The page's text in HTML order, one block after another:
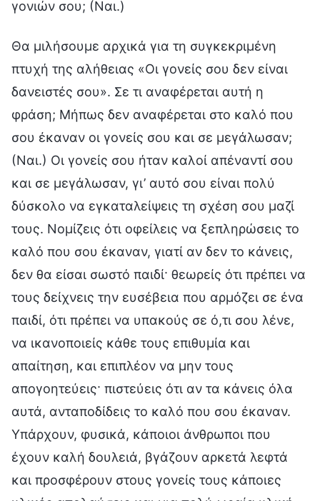
γονιών σου; (Ναι.)
Θα μιλήσουμε αρχικά για τη συγκεκριμένη
πτυχή της αλήθειας «Οι γονείς σου δεν είναι
δανειστές σου». Σε τι αναφέρεται αυτή η
φράση; Μήπως δεν αναφέρεται στο καλό που
σου έκαναν οι γονείς σου και σε μεγάλωσαν;
(Ναι.) Οι γονείς σου ήταν καλοί απέναντί σου
και σε μεγάλωσαν, γι’ αυτό σου είναι πολύ
δύσκολο να εγκαταλείψεις τη σχέση σου μαζί
τους. Νομίζεις ότι οφείλεις να ξεπληρώσεις το
καλό που σου έκαναν, γιατί αν δεν το κάνεις,
δεν θα είσαι σωστό παιδί· θεωρείς ότι πρέπει να
τους δείχνεις την ευσέβεια που αρμόζει σε ένα
παιδί, ότι πρέπει να υπακούς σε ό,τι σου λένε,
να ικανοποιείς κάθε τους επιθυμία και
απαίτηση, και επιπλέον να μην τους
απογοητεύεις· πιστεύεις ότι αν τα κάνεις όλα
αυτά, ανταποδίδεις το καλό που σου έκαναν.
Υπάρχουν, φυσικά, κάποιοι άνθρωποι που
έχουν καλή δουλειά, βγάζουν αρκετά λεφτά
και προσφέρουν στους γονείς τους κάποιες